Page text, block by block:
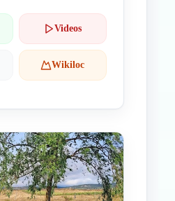
Videos
Wikiloc